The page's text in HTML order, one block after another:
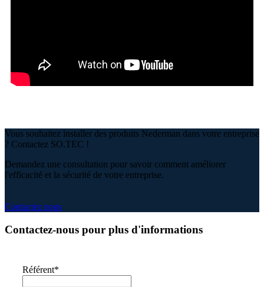
Vous souhaitez installer des produits Nederman dans votre entreprise
? Contactez SO.TEC !
Demandez une consultation pour savoir comment améliorer
l'efficacité et la sécurité de votre entreprise.
Contactez nous
Contactez-nous pour plus d'informations
Référent*